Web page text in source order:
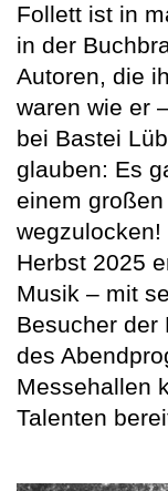
Follett ist in
in der
Autoren, die
waren wie er
bei Bastei
glauben: Es
einem
Herbst 2025
Musik – mit
Besucher der
des
Messehallen
Talenten